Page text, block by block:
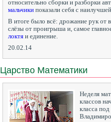
относительно сборки и разборки
мальчики показали себя с
В итоге было всё: дрожание рук от
слёзы от проигрыша и, самое
локтя и единение.
20.02.14
Царство Математики
Неделя
классов
класса